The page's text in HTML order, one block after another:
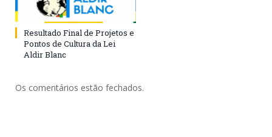
Resultado Final de Projetos e
Pontos de Cultura da Lei
Aldir Blanc
Os comentários estão fechados.